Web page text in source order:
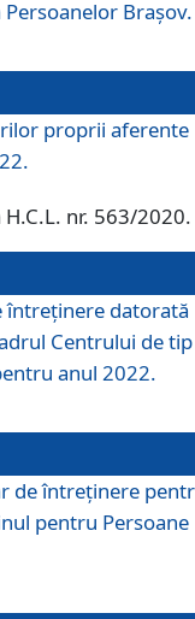
Braşov.
proprii aferente
nr. 563/2020.
întreținere datorată
Centrului de tip
anul 2022.
de întreţinere
pentru Persoane